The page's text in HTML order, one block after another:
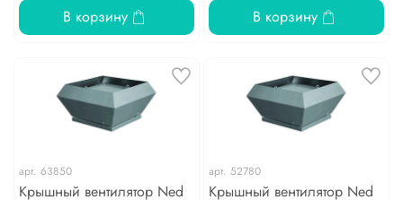
В корзину В корзину
арт. 63850
Крышный вентилятор Ned
арт. 52780
Крышный вентилятор Ned